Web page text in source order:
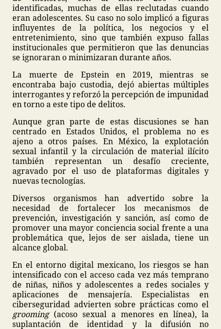
identificadas, muchas de ellas reclutadas cuando
eran adolescentes. Su caso no solo implicó a figuras
influyentes de la política, los negocios y el
entretenimiento, sino que también expuso fallas
institucionales que permitieron que las denuncias
se ignoraran o minimizaran durante años.
La muerte de Epstein en 2019, mientras se
encontraba bajo custodia, dejó abiertas múltiples
interrogantes y reforzó la percepción de impunidad
en torno a este tipo de delitos.
Aunque gran parte de estas discusiones se han
centrado en Estados Unidos, el problema no es
ajeno a otros países. En México, la explotación
sexual infantil y la circulación de material ilícito
también representan un desafío creciente,
agravado por el uso de plataformas digitales y
nuevas tecnologías.
Diversos organismos han advertido sobre la
necesidad de fortalecer los mecanismos de
prevención, investigación y sanción, así como de
promover una mayor conciencia social frente a una
problemática que, lejos de ser aislada, tiene un
alcance global.
En el entorno digital mexicano, los riesgos se han
intensificado con el acceso cada vez más temprano
de niñas, niños y adolescentes a redes sociales y
aplicaciones de mensajería. Especialistas en
ciberseguridad advierten sobre prácticas como el
grooming(acoso sexual a menores en línea), la
suplantación de identidad y la difusión no